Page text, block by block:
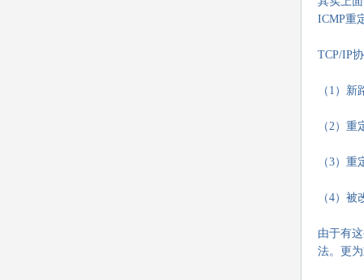
ICMP重
TCP/IP
（1）
（2）
（3）
（4）
由于有
法。更